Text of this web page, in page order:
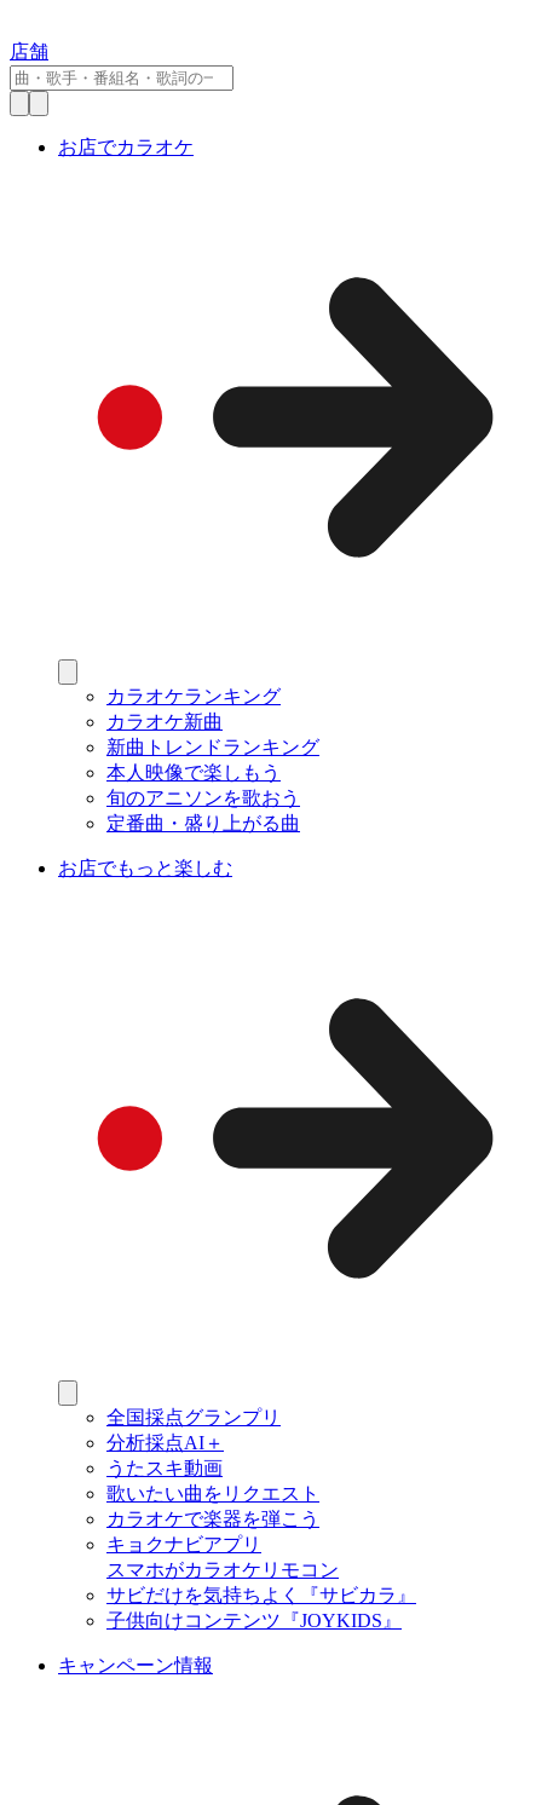
店舗
お店でカラオケ
カラオケランキング
カラオケ新曲
新曲トレンドランキング
本人映像で楽しもう
旬のアニソンを歌おう
定番曲・盛り上がる曲
お店でもっと楽しむ
全国採点グランプリ
分析採点AI＋
うたスキ動画
歌いたい曲をリクエスト
カラオケで楽器を弾こう
キョクナビアプリ
スマホがカラオケリモコン
サビだけを気持ちよく『サビカラ』
子供向けコンテンツ『JOYKIDS』
キャンペーン情報